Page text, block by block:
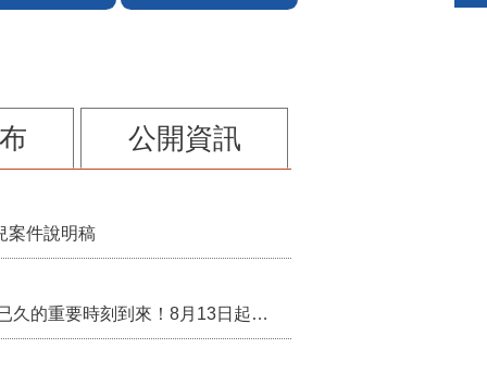
公開資訊
案件說明稿
行政院核定西拉雅族為平埔原住民族群 盼望已久的重要時刻到來！8月13日起受理民族成員名冊登記